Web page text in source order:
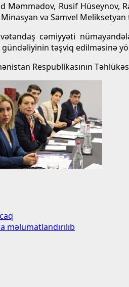
Məmmədov, Rusif
və Samvel Meliksetyan
cəmiyyəti
təşviq edilməsinə
Respublikasının
məlumatlandırılıb